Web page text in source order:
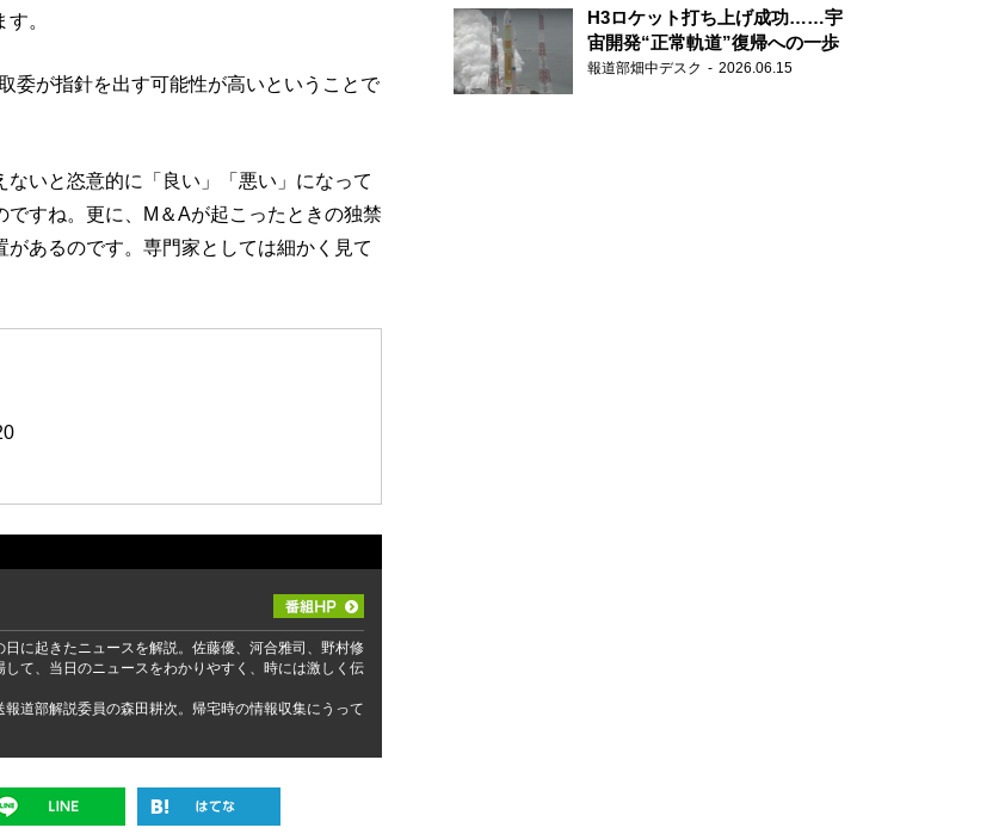
。
委が指針を出す可能性が高いということで
いと恣意的に「良い」「悪い」になって
すね。更に、M＆Aが起こったときの独禁
あるのです。専門家としては細かく見て
に起きたニュースを解説。佐藤優、河合雅司、野村修
て、当日のニュースをわかりやすく、時には激しく伝
道部解説委員の森田耕次。帰宅時の情報収集にうって
H3ロケット打ち上げ成功……宇
宙開発“正常軌道”復帰への一歩
報道部畑中デスク 2026.06.15